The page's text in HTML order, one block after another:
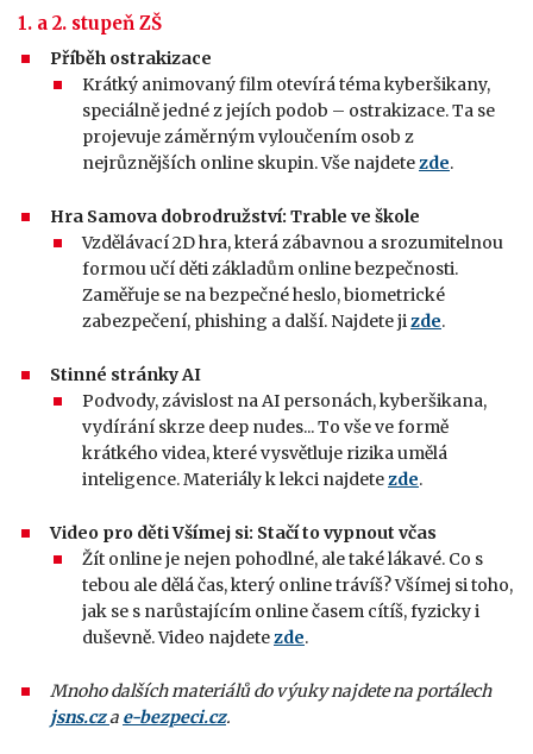
1. a 2. stupeň ZŠ
Příběh ostrakizace
Krátký animovaný film otevírá téma kyberšikany,
speciálně jedné z jejích podob – ostrakizace. Ta se
projevuje záměrným vyloučením osob z
nejrůznějších online skupin. Vše najdetezde.
Hra Samova dobrodružství: Trable ve škole
Vzdělávací 2D hra, která zábavnou a srozumitelnou
formou učí děti základům online bezpečnosti.
Zaměřuje se na bezpečné heslo, biometrické
zabezpečení, phishing a další. Najdete jizde.
Stinné stránky AI
Podvody, závislost na AI personách, kyberšikana,
vydírání skrze deep nudes... To vše ve formě
krátkého videa, které vysvětluje rizika umělá
inteligence. Materiály k lekci najdetezde.
Video pro děti Všímej si: Stačí to vypnout včas
Žít online je nejen pohodlné, ale také lákavé. Co s
tebou ale dělá čas, který online trávíš? Všímej si toho,
jak se s narůstajícím online časem cítíš, fyzicky i
duševně. Video najdetezde.
Mnoho dalších materiálů do výuky najdete na portálech
jsns.cza e-bezpeci.cz.